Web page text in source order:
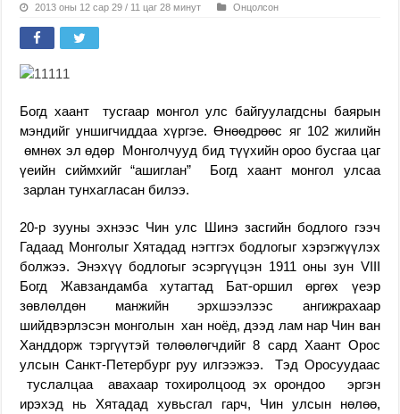
2013 оны 12 сар 29 / 11 цаг 28 минут Онцолсон
Богд хаант тусгаар монгол улс байгуулагдсны баярын
мэндийг уншигчиддаа хүргэе. Өнөөдрөөс яг 102 жилийн
өмнөх эл өдөр Монголчууд бид түүхийн ороо бусгаа цаг
үеийн сиймхийг “ашиглан” Богд хаант монгол улсаа
зарлан тунхагласан билээ.
20-р зууны эхнээс Чин улс Шинэ засгийн бодлого гээч
Гадаад Монголыг Хятадад нэгтгэх бодлогыг хэрэгжүүлэх
болжээ. Энэхүү бодлогыг эсэргүүцэн 1911 оны зун VIII
Богд Жавзандамбахутагтад Бат-оршил өргөх үеэр
зөвлөлдөн манжийн эрхшээлээс ангижрахаар
шийдвэрлэсэн монголын хан ноёд, дээд лам нар Чин ван
Ханддорж тэргүүтэй төлөөлөгчдийг 8 сард Хаант Орос
улсын Санкт-Петербургруу илгээжээ. Тэд Оросуудаас
туслалцаа авахаар тохиролцоод эх орондоо эргэн
ирэхэд нь Хятадад хувьсгал гарч, Чин улсын нөлөө,